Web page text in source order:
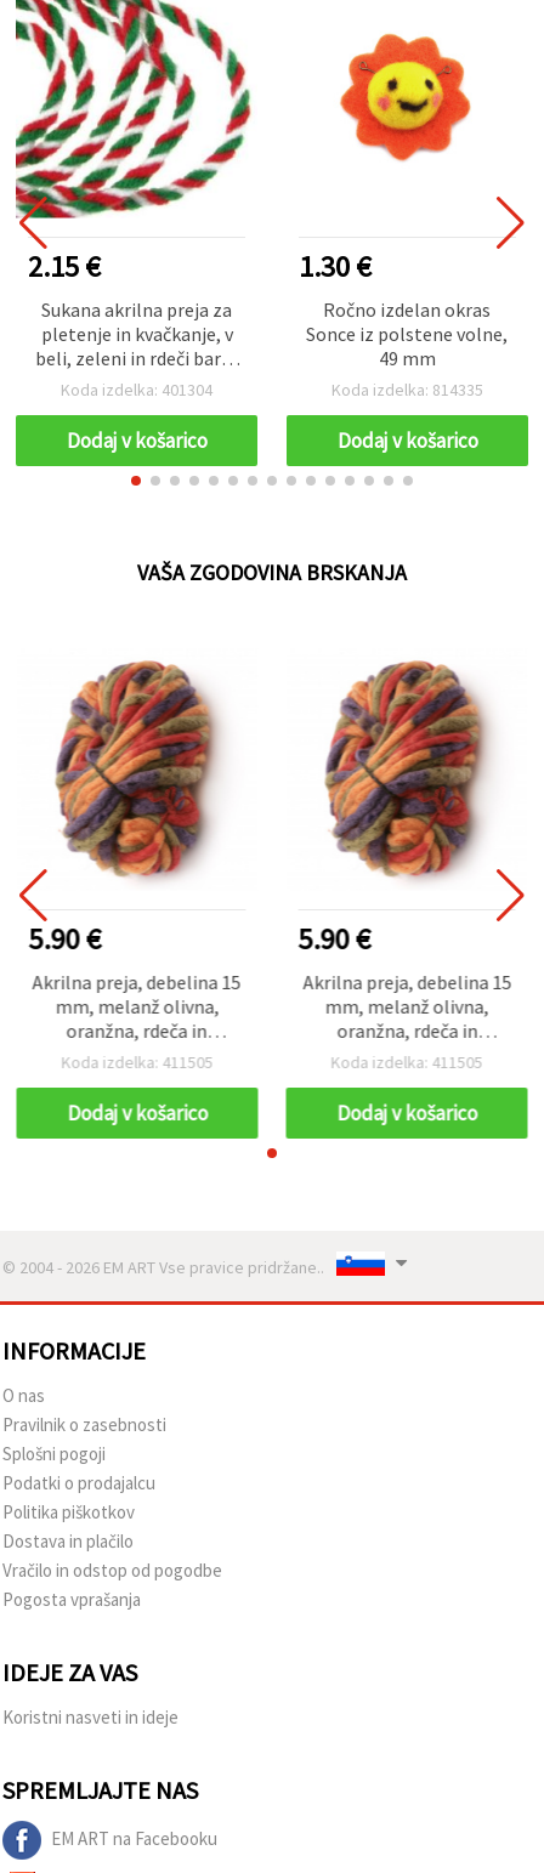
2.15 €
Sukana akrilna preja za
pletenje in kvačkanje, v
beli, zeleni in rdeči barvi,
100% akril, 100 g - 66 m
Koda izdelka: 401304
Dodaj v košarico
1.30 €
Ročno izdelan okras
Sonce iz polstene volne,
49 mm
Koda izdelka: 814335
Dodaj v košarico
VAŠA ZGODOVINA BRSKANJA
5.90 €
Akrilna preja, debelina 15
mm, melanž olivna,
oranžna, rdeča in
vijolična, 240 g / 50 m
Koda izdelka: 411505
Dodaj v košarico
5.90 €
Akrilna preja, debelina 15
mm, melanž olivna,
oranžna, rdeča in
vijolična, 240 g / 50 m
Koda izdelka: 411505
Dodaj v košarico
© 2004 - 2026 EM ART Vse pravice pridržane..
INFORMACIJE
O nas
Pravilnik o zasebnosti
Splošni pogoji
Podatki o prodajalcu
Politika piškotkov
Dostava in plačilo
Vračilo in odstop od pogodbe
Pogosta vprašanja
IDEJE ZA VAS
Koristni nasveti in ideje
SPREMLJAJTE NAS
EM ART na Facebooku